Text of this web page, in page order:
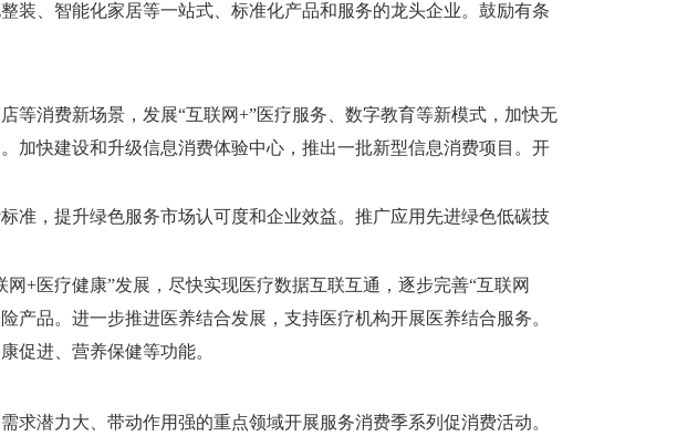
装、智能化家居等一站式、标准化产品和服务的龙头企业。鼓励有条
等消费新场景，发展“互联网+”医疗服务、数字教育等新模式，加快无
加快建设和升级信息消费体验中心，推出一批新型信息消费项目。开
准，提升绿色服务市场认可度和企业效益。推广应用先进绿色低碳技
+医疗健康”发展，尽快实现医疗数据互联互通，逐步完善“互联网
品。进一步推进医养结合发展，支持医疗机构开展医养结合服务。
促进、营养保健等功能。
求潜力大、带动作用强的重点领域开展服务消费季系列促消费活动。